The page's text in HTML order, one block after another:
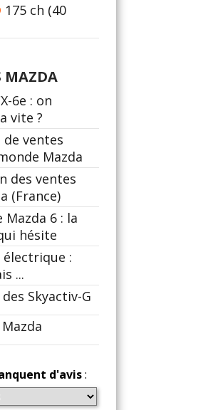
175 ch (40
MAZDA
6e : on
vite ?
ventes
Mazda
des ventes
(France)
Mazda 6 : la
hésite
électrique :
...
Skyactiv-G
d'avis: